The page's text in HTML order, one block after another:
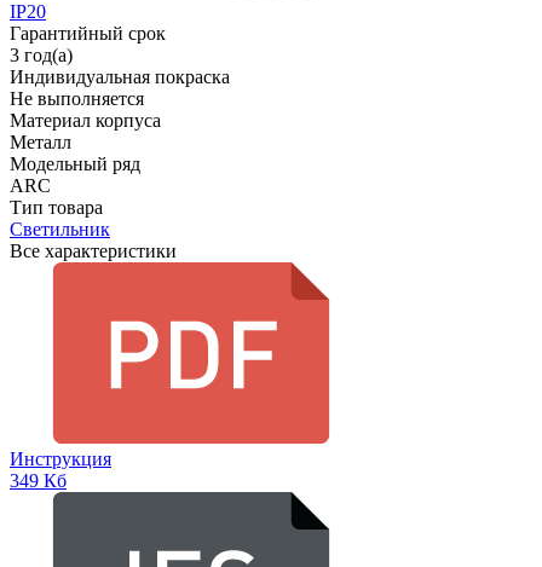
IP20
Гарантийный срок
3 год(а)
Индивидуальная покраска
Не выполняется
Материал корпуса
Металл
Модельный ряд
ARC
Тип товара
Светильник
Все характеристики
Инструкция
349 Кб